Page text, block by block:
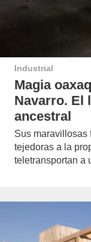
Industrial
Magia
Navarro. El
ancestral
Sus maravillosas
tejedoras a la
teletransportan a